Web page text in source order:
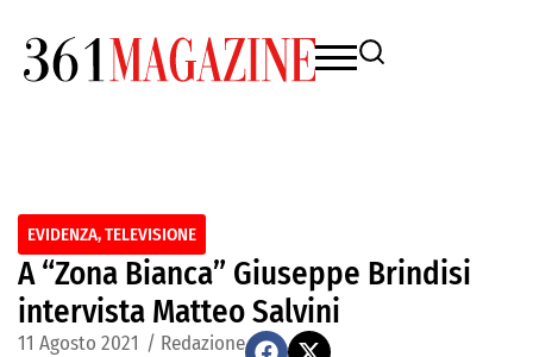
EVIDENZA,TELEVISIONE
A “Zona Bianca” Giuseppe Brindisi
intervista Matteo Salvini
11 Agosto 2021 / Redazione